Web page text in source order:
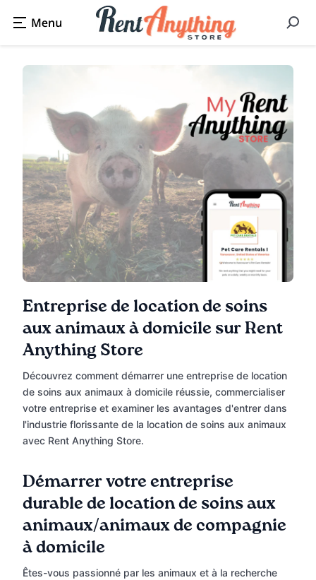
Entreprise de location de soins
aux animaux à domicile sur Rent
Anything Store
Découvrez comment démarrer une entreprise de location
de soins aux animaux à domicile réussie, commercialiser
votre entreprise et examiner les avantages d'entrer dans
l'industrie florissante de la location de soins aux animaux
avec Rent Anything Store.
Démarrer votre entreprise
durable de location de soins aux
animaux/animaux de compagnie
à domicile
Êtes-vous passionné par les animaux et à la recherche